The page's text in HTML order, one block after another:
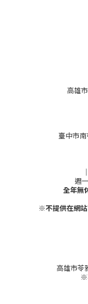
高雄
臺中市
週
全年無
※不提供在網
高雄市苓
※